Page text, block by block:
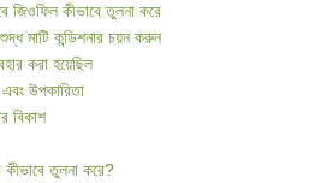
জিওফিল কীভাবে তুলনা করে
মাটি কন্ডিশনার চয়ন করুন
করা হয়েছিল
উপকারিতা
বিকাশ
কীভাবে তুলনা করে?